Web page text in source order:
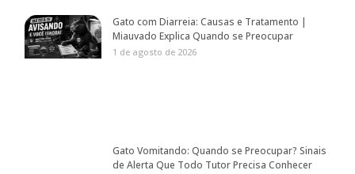
Gato com Diarreia: Causas e Tratamento |
Miauvado Explica Quando se Preocupar
1 de agosto de 2026
Gato Vomitando: Quando se Preocupar? Sinais
de Alerta Que Todo Tutor Precisa Conhecer